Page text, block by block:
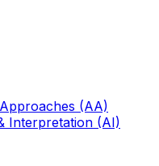
(AA)
Interpretation (AI)